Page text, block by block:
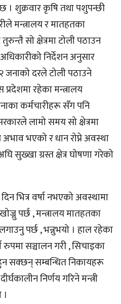
छ । शुक्रवार कृषि तथा पशुपन्छी
मन्त्रालय र मातहतका
सो क्षेत्रमा टोली पठाउन
निर्देशन अनुसार
जनाको दरले टोली पठाउने
रहेका मन्त्रालय
कर्मचारीहरू सँग पनि
लामो समय सो क्षेत्रमा
अभाव भएको र धान रोप्ने अवस्था
सुख्खा ग्रस्त क्षेत्र घोषणा गरेको
भित्र वर्षा नभएको अवस्थामा
पर्छ , मन्त्रालय मातहतका
पर्छ , भन्नुभयो । हाल रहेका
सञ्चालन गरी , सिचाइका
सक्छन् सम्बन्धित निकायहरू
निर्णय गरिने मन्त्री